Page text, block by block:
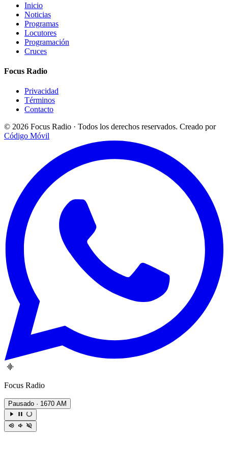
Inicio
Noticias
Programas
Locutores
Programación
Cruces
Focus Radio
Privacidad
Términos
Contacto
© 2026 Focus Radio · Todos los derechos reservados. Creado por
Código Móvil
Focus Radio
Pausado · 1670 AM